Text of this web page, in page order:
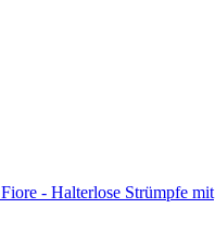
Fiore - Halterlose Strümpfe mit